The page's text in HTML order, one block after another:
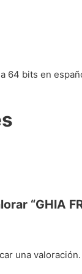
64 bits en
“GHIA
una valoración.